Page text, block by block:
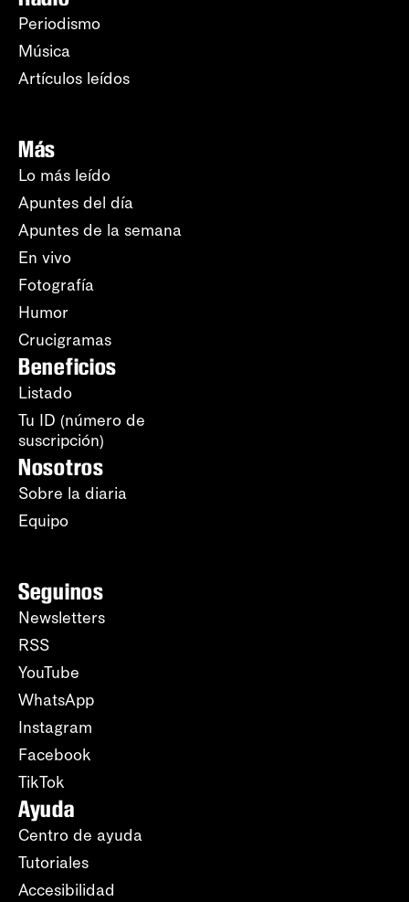
Periodismo
Música
Artículos leídos
Más
Lo más leído
Apuntes del día
Apuntes de la semana
En vivo
Fotografía
Humor
Crucigramas
Beneficios
Listado
Tu ID (número de
suscripción)
Nosotros
Sobre la diaria
Equipo
Seguinos
Newsletters
RSS
YouTube
WhatsApp
Instagram
Facebook
TikTok
Ayuda
Centro de ayuda
Tutoriales
Accesibilidad